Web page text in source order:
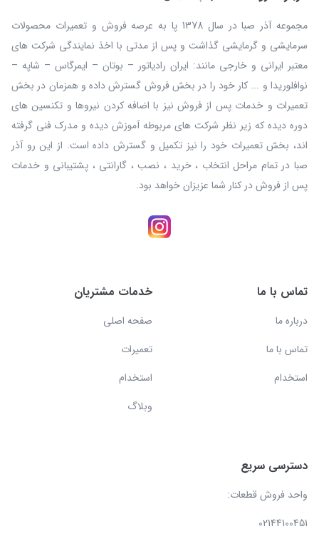
مجموعه آذر صبا در سال 1378 پا به عرصه فروش و تعمیرات محصولات
سرمایشی و گرمایشی گذاشت و پس از مدتی با اخذ نمایندگی شرکت های
معتبر ایرانی و خارجی مانند: ایران رادیاتور – بوتان – ایمرگاس – شاپه –
نوافلوریدا و ... کار خود را در بخش فروش گسترش داده و همزمان در بخش
تعمیرات و خدمات پس از فروش نیز با اضافه کردن نیروها و تکنسین های
دوره دیده که زیر نظر شرکت های مربوطه آموزش دیده و مدرک فنی گرفته
اند، بخش تعمیرات خود را نیز تکمیل و گسترش داده است. از این رو آذر
صبا در تمام مراحل انتخاب ، خرید ، نصب ، گارانتی ، پشتیبانی و خدمات
پس از فروش در کنار شما عزیزان خواهد بود.
تماس با ما
درباره ما
تماس با ما
استخدام
خدمات مشتریان
صفحه اصلی
تعمیرات
استخدام
وبلاگ
دسترسی سریع
واحد فروش قطعات:
02144100451